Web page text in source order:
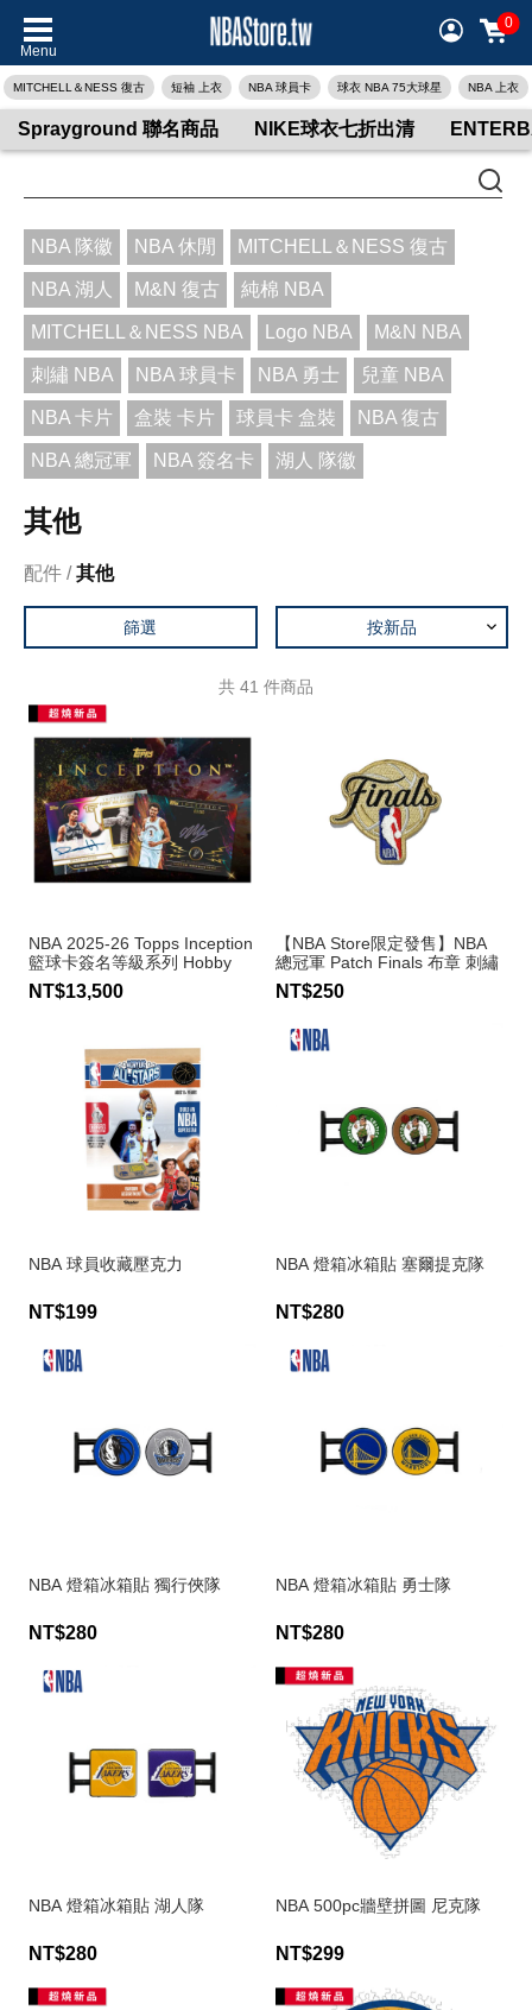
Menu
0
MITCHELL＆NESS 復古 短袖 上衣 NBA 球員卡 球衣 NBA 75大球星 NBA 上衣
Sprayground 聯名商品 NIKE球衣七折出清
NBA 隊徽 NBA 休閒 MITCHELL＆NESS 復古
NBA 湖人 M&N 復古 純棉 NBA
MITCHELL＆NESS NBA Logo NBA M&N NBA
刺繡 NBA NBA 球員卡 NBA 勇士 兒童 NBA
NBA 卡片 盒裝 卡片 球員卡 盒裝 NBA 復古
NBA 總冠軍 NBA 簽名卡 湖人 隊徽
其他
配件 其他
篩選 按新品
共 41 件商品
NBA 2025-26 Topps Inception
籃球卡簽名等級系列 Hobby
Box─盒裝7張入
NT$13,500
【NBA Store限定發售】NBA
總冠軍 Patch Finals 布章 刺繡
貼
NT$250
NBA 球員收藏壓克力
NT$199
NBA 燈箱冰箱貼 塞爾提克隊
NT$280
NBA 燈箱冰箱貼 獨行俠隊
NT$280
NBA 燈箱冰箱貼 勇士隊
NT$280
NBA 燈箱冰箱貼 湖人隊
NT$280
NBA 500pc牆壁拼圖 尼克隊
NT$299